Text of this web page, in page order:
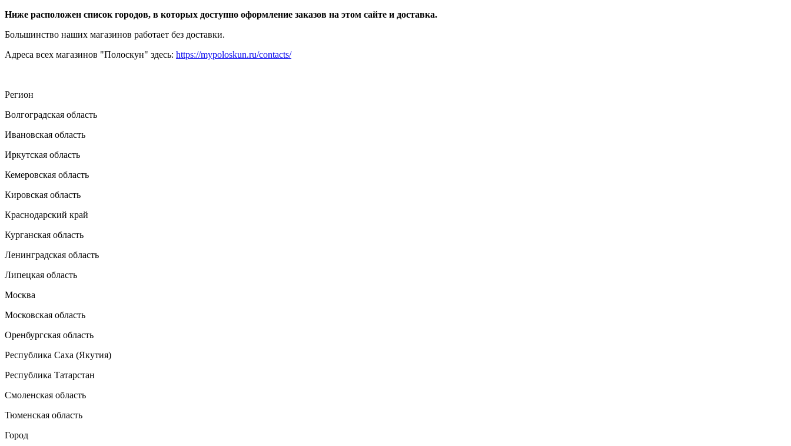
Ниже расположен список городов, в которых доступно оформление заказов на этом сайте и доставка.
Большинство наших магазинов работает без доставки.
Адреса всех магазинов "Полоскун" здесь: https://mypoloskun.ru/contacts/
Регион
Волгоградская область
Ивановская область
Иркутская область
Кемеровская область
Кировская область
Краснодарский край
Курганская область
Ленинградская область
Липецкая область
Москва
Московская область
Оренбургская область
Республика Саха (Якутия)
Республика Татарстан
Смоленская область
Тюменская область
Город